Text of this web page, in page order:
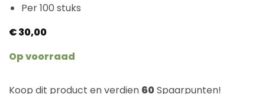
Per 100 stuks
€30,00
Op voorraad
Koop dit product en verdien 60Spaarpunten!